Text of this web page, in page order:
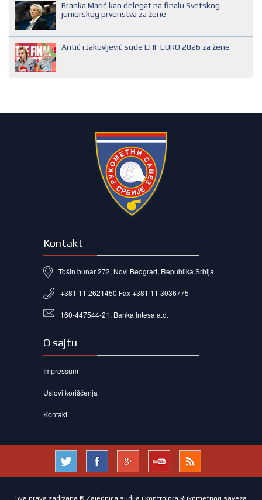
SUDIJA PRVE KATEGORIJE
Branka Marić kao delegat na finalu Svetskog
juniorskog prvenstva za žene
Antić i Jakovljević sude EHF EURO 2026 za žene
Kontakt
Tošin bunar 272, Novi Beograd, Republika Srbija
+381 11 2621450 Fax +381 11 3036775
160-447544-21, Banka Intesa a.d.
O sajtu
Impressum
Uslovi korišćenja
Kontakt
Sva prava zadržana © Zajednica sudija i kontrolora Rukometnog saveza